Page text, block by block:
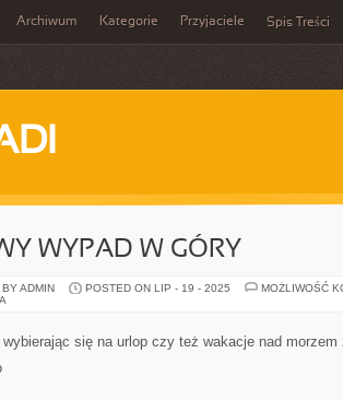
Archiwum Kategorie Przyjaciele Spis Treści
WYPAD W GÓRY
ADMIN POSTED ON LIP - 19 - 2025
MOŻLIWOŚĆ
się na urlop czy też wakacje nad